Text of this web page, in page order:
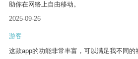
助你在网络上自由移动。
2025-09-26
游客
这款app的功能非常丰富，可以满足我不同的